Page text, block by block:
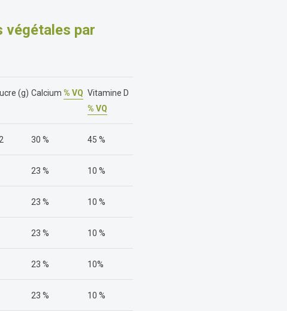
végétales par
(g) Calcium % VQ Vitamine D
% VQ
30 % 45 %
23 % 10 %
23 % 10 %
23 % 10 %
23 % 10%
23 % 10 %